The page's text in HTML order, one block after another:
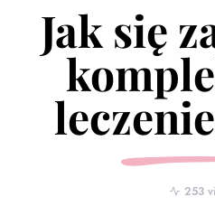
Jak się
253